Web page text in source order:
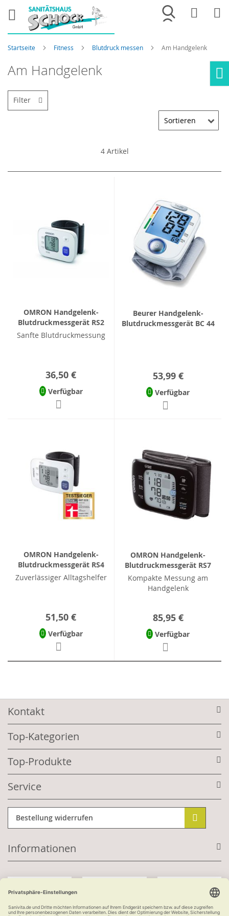
Merkliste
Startseite Fitness Blutdruck messen Am Handgelenk
Am Handgelenk
4Artikel
OMRON Handgelenk-
Blutdruckmessgerät RS2
Sanfte Blutdruckmessung
36,50 €
Verfügbar
Beurer Handgelenk-
Blutdruckmessgerät BC 44
53,99 €
Verfügbar
OMRON Handgelenk-
Blutdruckmessgerät RS4
Zuverlässiger Alltagshelfer
51,50 €
Verfügbar
OMRON Handgelenk-
Blutdruckmessgerät RS7
Kompakte Messung am
Handgelenk
85,95 €
Verfügbar
Filter
Kontakt
Top-Kategorien
Top-Produkte
Service
Bestellung widerrufen
Informationen